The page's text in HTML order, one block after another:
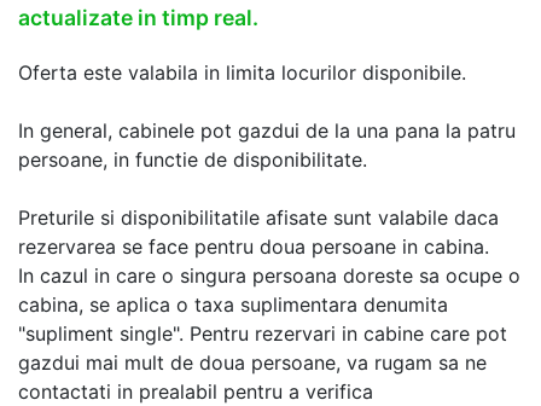
actualizate in timp real.
Oferta este valabila in limita locurilor disponibile.
In general, cabinele pot gazdui de la una pana la patru
persoane, in functie de disponibilitate.
Preturile si disponibilitatile afisate sunt valabile daca
rezervarea se face pentru doua persoane in cabina.
In cazul in care o singura persoana doreste sa ocupe o
cabina, se aplica o taxa suplimentara denumita
"supliment single". Pentru rezervari in cabine care pot
gazdui mai mult de doua persoane, va rugam sa ne
contactati in prealabil pentru a verifica